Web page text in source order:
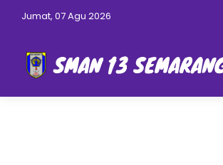
Jumat, 07 Agu 2026